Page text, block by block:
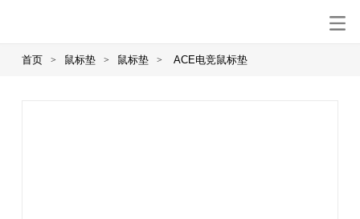
首页 > 鼠标垫 > 鼠标垫 > ACE电竞鼠标垫